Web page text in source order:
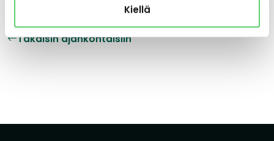
Kiellä
Takaisin ajankohtaisiin